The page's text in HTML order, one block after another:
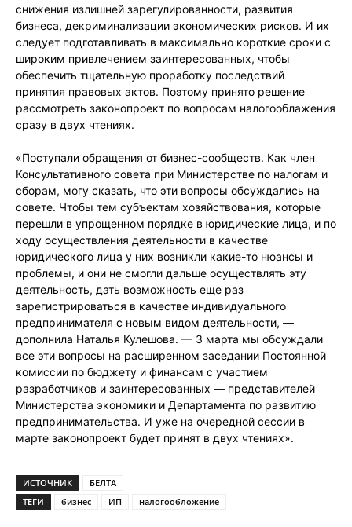
снижения излишней зарегулированности, развития
бизнеса, декриминализации экономических рисков. И их
следует подготавливать в максимально короткие сроки с
широким привлечением заинтересованных, чтобы
обеспечить тщательную проработку последствий
принятия правовых актов. Поэтому принято решение
рассмотреть законопроект по вопросам налогооблажения
сразу в двух чтениях.
«Поступали обращения от бизнес-сообществ. Как член
Консультативного совета при Министерстве по налогам и
сборам, могу сказать, что эти вопросы обсуждались на
совете. Чтобы тем субъектам хозяйствования, которые
перешли в упрощенном порядке в юридические лица, и по
ходу осуществления деятельности в качестве
юридического лица у них возникли какие-то нюансы и
проблемы, и они не смогли дальше осуществлять эту
деятельность, дать возможность еще раз
зарегистрироваться в качестве индивидуального
предпринимателя с новым видом деятельности, —
дополнила Наталья Кулешова. — 3 марта мы обсуждали
все эти вопросы на расширенном заседании Постоянной
комиссии по бюджету и финансам с участием
разработчиков и заинтересованных — представителей
Министерства экономики и Департамента по развитию
предпринимательства. И уже на очередной сессии в
марте законопроект будет принят в двух чтениях».
ИСТОЧНИК
БЕЛТА
ТЕГИ
бизнес ИП налогообложение